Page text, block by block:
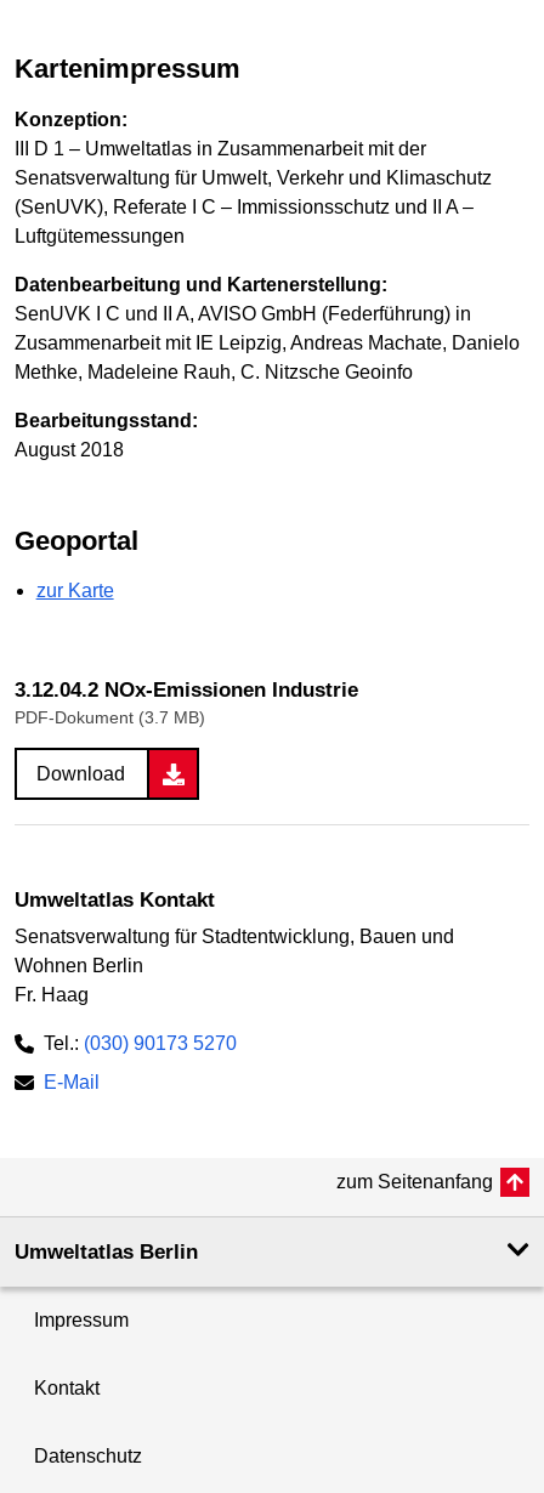
Kartenimpressum
Konzeption:
III D 1 – Umweltatlas in Zusammenarbeit mit der
Senatsverwaltung für Umwelt, Verkehr und Klimaschutz
(SenUVK), Referate I C – Immissionsschutz und II A –
Luftgütemessungen
Datenbearbeitung und Kartenerstellung:
SenUVK I C und II A, AVISO GmbH (Federführung) in
Zusammenarbeit mit IE Leipzig, Andreas Machate, Danielo
Methke, Madeleine Rauh, C. Nitzsche Geoinfo
Bearbeitungsstand:
August 2018
Geoportal
zur Karte
3.12.04.2 NOx-Emissionen Industrie
PDF-Dokument (3.7 MB)
Download
Umweltatlas Kontakt
Senatsverwaltung für Stadtentwicklung, Bauen und
Wohnen Berlin
Fr. Haag
Tel.: (030) 90173 5270
E-Mail
zum Seitenanfang
Umweltatlas Berlin
Impressum
Kontakt
Datenschutz